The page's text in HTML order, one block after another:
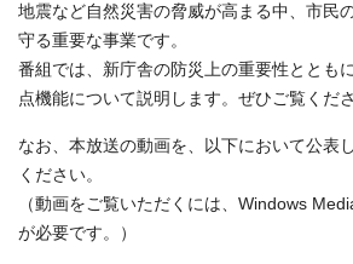
地震など自然災害の脅威が高まる中、市民
守る重要な事業です。
番組では、新庁舎の防災上の重要性ととも
点機能について説明します。ぜひご覧くださ
なお、本放送の動画を、以下において公表
ください。
（動画をご覧いただくには、Windows
が必要です。）